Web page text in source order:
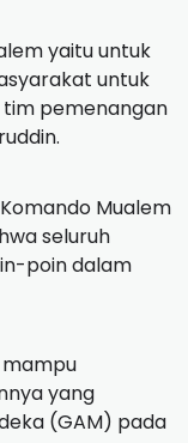
yaitu untuk
untuk
pemenangan
Mualem
seluruh
poin dalam
mampu
yang
(GAM) pada